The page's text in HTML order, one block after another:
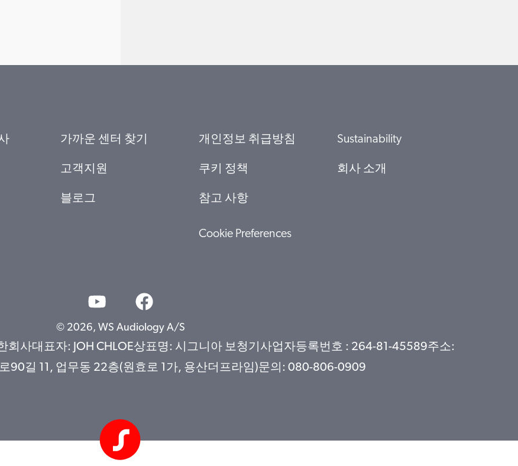
가까운 센터 찾기
고객지원
블로그
개인정보 취급방침
쿠키 정책
참고 사항
Cookie Preferences
Sustainability
회사 소개
© 2026, WS Audiology A/S
사대표자: JOH CHLOE상표명: 시그니아 보청기사업자등록번호 : 264-81-45589주소:
90길 11, 업무동 22층(원효로 1가, 용산더프라임)문의: 080-806-0909